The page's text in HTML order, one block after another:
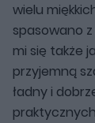
wielu
spasowano
mi się także
przyjemną
ładny i